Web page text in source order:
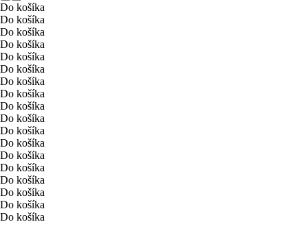
Do košíka
Do košíka
Do košíka
Do košíka
Do košíka
Do košíka
Do košíka
Do košíka
Do košíka
Do košíka
Do košíka
Do košíka
Do košíka
Do košíka
Do košíka
Do košíka
Do košíka
Do košíka